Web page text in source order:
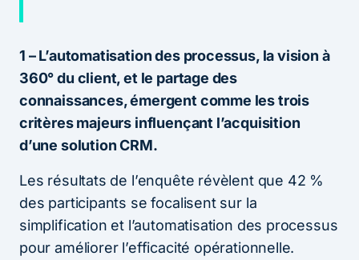
1 – L’automatisation des processus, la vision à
360° du client, et le partage des
connaissances, émergent comme les trois
critères majeurs influençant l’acquisition
d’une solution CRM.
Les résultats de l’enquête révèlent que 42 %
des participants se focalisent sur la
simplification et l’automatisation des processus
pour améliorer l’efficacité opérationnelle.